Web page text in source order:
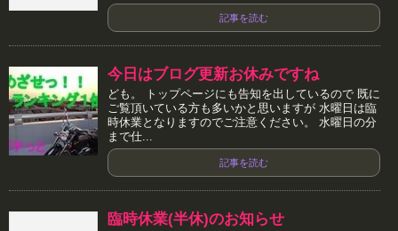
記事を読む
今日はブログ更新お休みですね
ども。 トップページにも告知を出しているので 既に
ご覧頂いている方も多いかと思いますが 水曜日は臨
時休業となりますのでご注意ください。 水曜日の分
まで仕...
記事を読む
臨時休業(半休)のお知らせ